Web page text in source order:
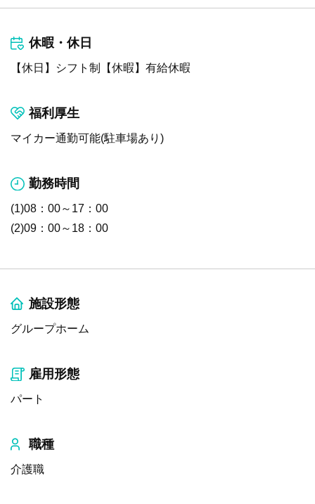
休暇・休日
【休日】シフト制【休暇】有給休暇
福利厚生
マイカー通勤可能(駐車場あり)
勤務時間
(1)08：00～17：00
(2)09：00～18：00
施設形態
グループホーム
雇用形態
パート
職種
介護職